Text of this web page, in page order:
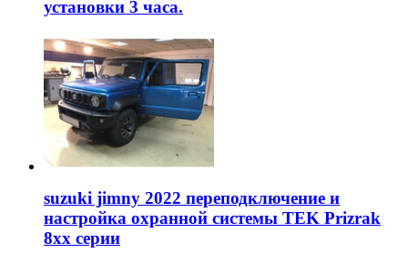
установки 3 часа.
suzuki jimny 2022 переподключение и
настройка охранной системы TEK Prizrak
8xx серии